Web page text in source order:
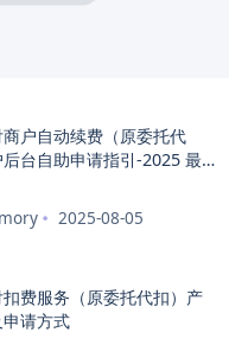
户自动续费（原委托代
台自助申请指引-2025 最
2025-08-05
费服务（原委托代扣）产
请方式